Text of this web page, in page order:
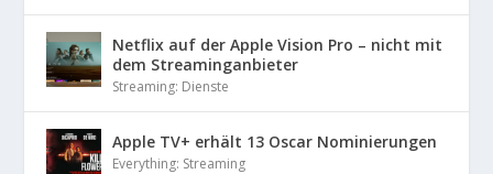
Netflix auf der Apple Vision Pro – nicht mit
dem Streaminganbieter
Streaming: Dienste
Apple TV+ erhält 13 Oscar Nominierungen
Everything: Streaming